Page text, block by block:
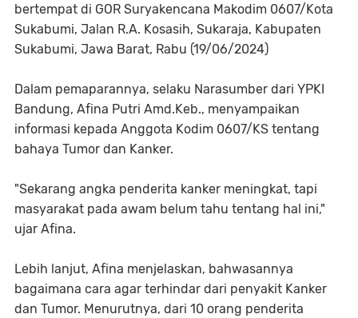
bertempat di GOR Suryakencana Makodim 0607/Kota
Sukabumi, Jalan R.A. Kosasih, Sukaraja, Kabupaten
Sukabumi, Jawa Barat, Rabu (19/06/2024)
Dalam pemaparannya, selaku Narasumber dari YPKI
Bandung, Afina Putri Amd.Keb., menyampaikan
informasi kepada Anggota Kodim 0607/KS tentang
bahaya Tumor dan Kanker.
"Sekarang angka penderita kanker meningkat, tapi
masyarakat pada awam belum tahu tentang hal ini,"
ujar Afina.
Lebih lanjut, Afina menjelaskan, bahwasannya
bagaimana cara agar terhindar dari penyakit Kanker
dan Tumor. Menurutnya, dari 10 orang penderita